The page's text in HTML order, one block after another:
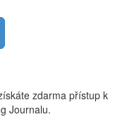
zdarma přístup k
Journalu.